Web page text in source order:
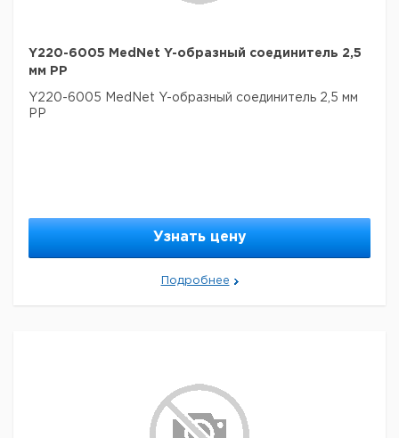
Y220-6005 MedNet Y-образный соединитель 2,5
мм PP
Y220-6005 MedNet Y-образный соединитель 2,5 мм
PP
Узнать цену
Подробнее